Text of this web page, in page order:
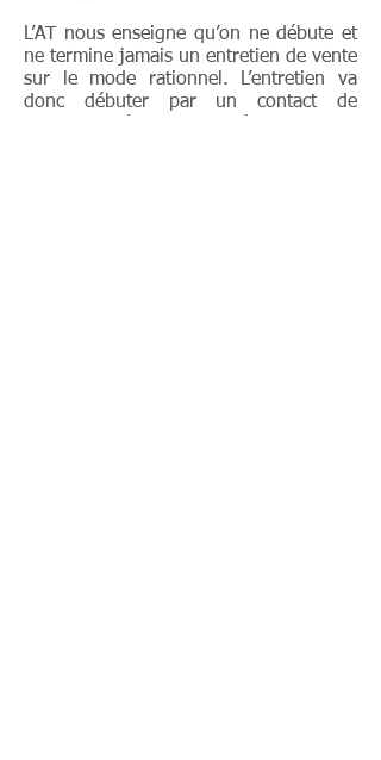
L’AT nous enseigne qu’on ne débute et
ne termine jamais un entretien de vente
sur le mode rationnel. L’entretien va
donc débuter par un contact de